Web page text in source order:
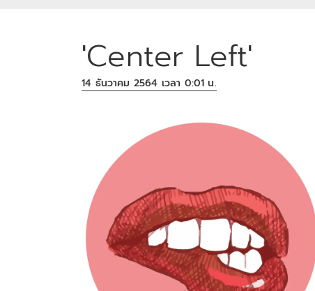
'Center Left'
14 ธันวาคม 2564 เวลา 0:01 น.